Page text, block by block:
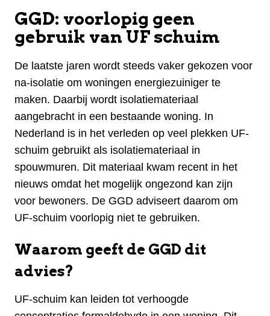
GGD: voorlopig geen
gebruik van UF schuim
De laatste jaren wordt steeds vaker gekozen voor
na-isolatie om woningen energiezuiniger te
maken. Daarbij wordt isolatiemateriaal
aangebracht in een bestaande woning. In
Nederland is in het verleden op veel plekken UF-
schuim gebruikt als isolatiemateriaal in
spouwmuren. Dit materiaal kwam recent in het
nieuws omdat het mogelijk ongezond kan zijn
voor bewoners. De GGD adviseert daarom om
UF-schuim voorlopig niet te gebruiken.
Waarom geeft de GGD dit
advies?
UF-schuim kan leiden tot verhoogde